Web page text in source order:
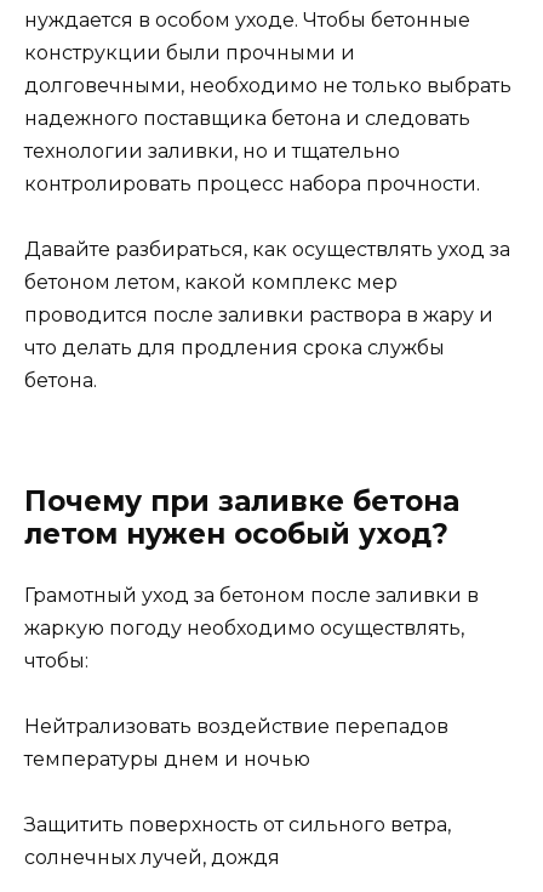
нуждается в особом уходе. Чтобы бетонные
конструкции были прочными и
долговечными, необходимо не только выбрать
надежного поставщика бетона и следовать
технологии заливки, но и тщательно
контролировать процесс набора прочности.
Давайте разбираться, как осуществлять уход за
бетоном летом, какой комплекс мер
проводится после заливки раствора в жару и
что делать для продления срока службы
бетона.
Почему при заливке бетона
летом нужен особый уход?
Грамотный уход за бетоном после заливки в
жаркую погоду необходимо осуществлять,
чтобы:
Нейтрализовать воздействие перепадов
температуры днем и ночью
Защитить поверхность от сильного ветра,
солнечных лучей, дождя